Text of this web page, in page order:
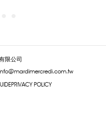
限公司
PRIVACY POLICY